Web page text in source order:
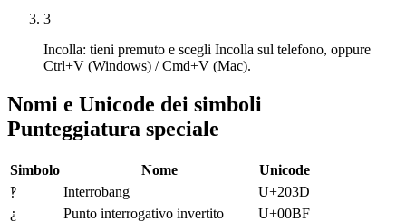
3
Incolla: tieni premuto e scegli Incolla sul telefono, oppure
Ctrl+V (Windows) / Cmd+V (Mac).
Nomi e Unicode dei simboli
Punteggiatura speciale
Simbolo Nome
Unicode
‽
Interrobang
U+203D
¿
Punto interrogativo invertito
U+00BF